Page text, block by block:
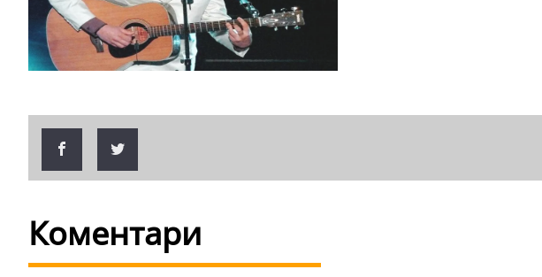
Коментари